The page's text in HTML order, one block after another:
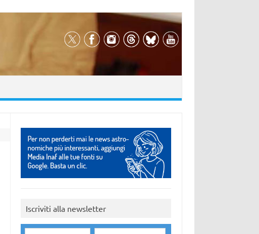
Iscriviti alla newsletter